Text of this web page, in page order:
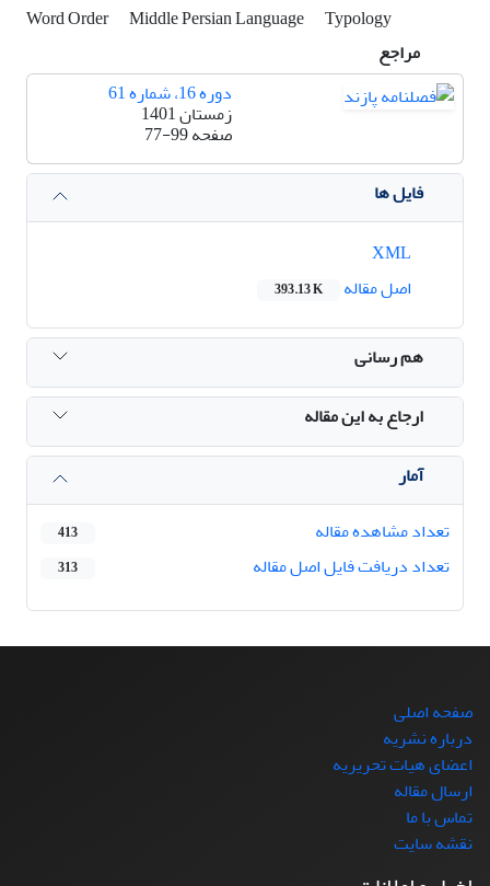
Word Order Middle Persian Language
Typology
مراجع
دوره 16، شماره 61
زمستان 1401
صفحه77-99
فایل ها
اصل مقاله
393.13 K
هم رسانی
ارجاع به این مقاله
آمار
تعداد مشاهده مقاله
413
تعداد دریافت فایل اصل مقاله 313
صفحه اصلی
درباره نشریه
اعضای هیات تحریریه
ارسال مقاله
تماس با ما
نقشه سایت